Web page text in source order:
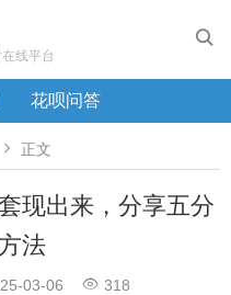

线平台
花呗问答
 正文
现出来，分享五分
法
03-06  318